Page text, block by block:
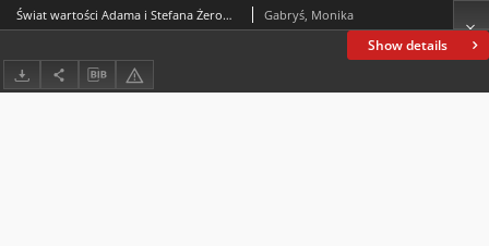
Show details
Świat wartości Adama i Stefana Żeromskich w świetle korespondencji Gabryś, Monika